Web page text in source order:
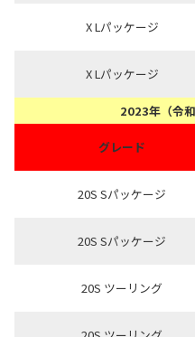
X Lパッケージ
X Lパッケージ
2023年（令
グレード
20S Sパッケージ
20S Sパッケージ
20S ツーリング